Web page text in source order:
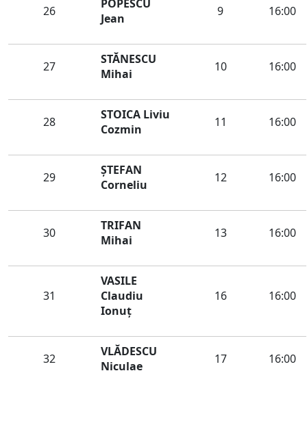
26
POPESCU
Jean
9 16:00
27
STĂNESCU
Mihai
10 16:00
28
STOICA Liviu
Cozmin
11 16:00
29
ŞTEFAN
Corneliu
12 16:00
30
TRIFAN
Mihai
13 16:00
31
VASILE
Claudiu
Ionuț
16 16:00
32
VLĂDESCU
Niculae
17 16:00